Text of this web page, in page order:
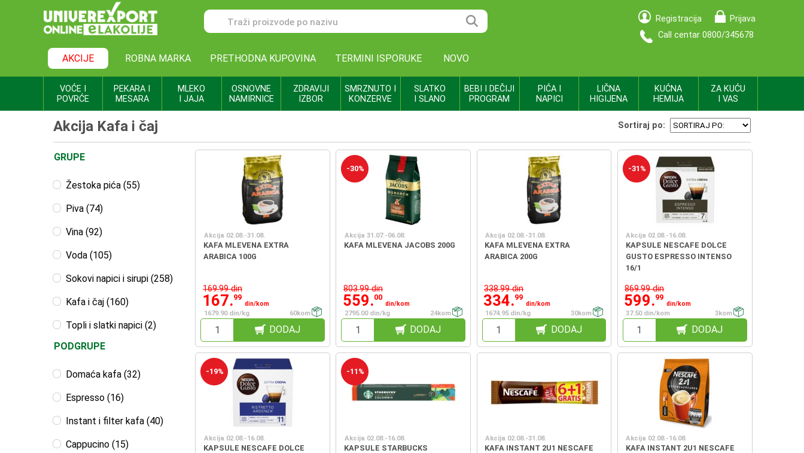
Registracija
Prijava
Call centar 0800/345678
AKCIJE ROBNA MARKA PRETHODNA KUPOVINA TERMINI ISPORUKE NOVO
VOĆE I
POVRĆE
PEKARA I
MESARA
MLEKO
I JAJA
OSNOVNE
NAMIRNICE
ZDRAVIJI
IZBOR
SMRZNUTO I
KONZERVE
SLATKO
I SLANO
BEBI I DEČIJI
PROGRAM
PIĆA I
NAPICI
LIČNA
HIGIJENA
KUĆNA
HEMIJA
ZA KUĆU
I VAS
Akcija Kafa i čaj Sortiraj po:
GRUPE
Žestoka pića (55)
Piva (74)
Vina (92)
Voda (105)
Sokovi napici i sirupi (258)
Kafa i čaj (160)
Topli i slatki napici (2)
PODGRUPE
Domaća kafa (32)
Espresso (16)
Instant i filter kafa (40)
Cappucino (15)
Akcija 02.08.-31.08.
KAFA MLEVENA EXTRA
ARABICA 100G
169.99 din
167.99
din/kom
1679.90 din/kg
60kom
DODAJ
-30%
Akcija 31.07.-06.08.
KAFA MLEVENA JACOBS 200G
803.99 din
559.00
din/kom
2795.00 din/kg
24kom
DODAJ
Akcija 02.08.-31.08.
KAFA MLEVENA EXTRA
ARABICA 200G
338.99 din
334.99
din/kom
1674.95 din/kg
30kom
DODAJ
-31%
Akcija 02.08.-16.08.
KAPSULE NESCAFE DOLCE
GUSTO ESPRESSO INTENSO
16/1
869.99 din
599.99
din/kom
37.50 din/kom
3kom
DODAJ
-19%
Akcija 02.08.-16.08.
KAPSULE NESCAFE DOLCE
-11%
Akcija 02.08.-16.08.
KAPSULE STARBUCKS
Akcija 02.08.-31.08.
KAFA INSTANT 2U1 NESCAFE
Akcija 02.08.-16.08.
KAFA INSTANT 2U1 NESCAFE